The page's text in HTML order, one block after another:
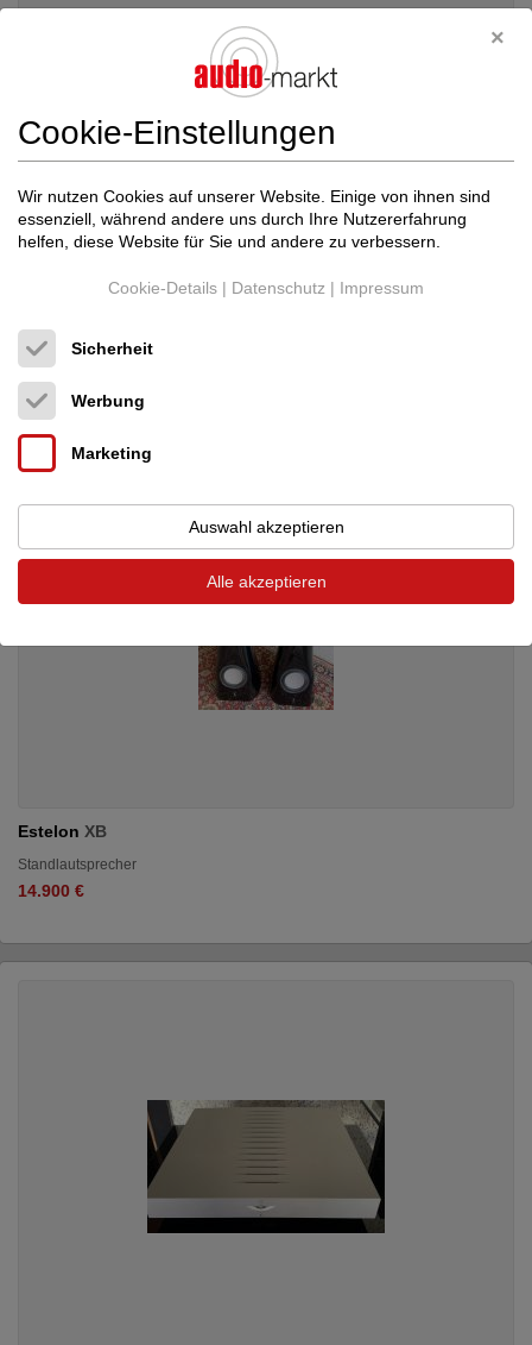
Klimax Kontrol
3.490 €
Estelon XB
Standlautsprecher
14.900 €
Cookie-Einstellungen
Wir nutzen Cookies auf unserer Website. Einige von ihnen sind
essenziell, während andere uns durch Ihre Nutzererfahrung
helfen, diese Website für Sie und andere zu verbessern.
Cookie-Details | Datenschutz | Impressum
Sicherheit
Werbung
Marketing
Auswahl akzeptieren
Alle akzeptieren